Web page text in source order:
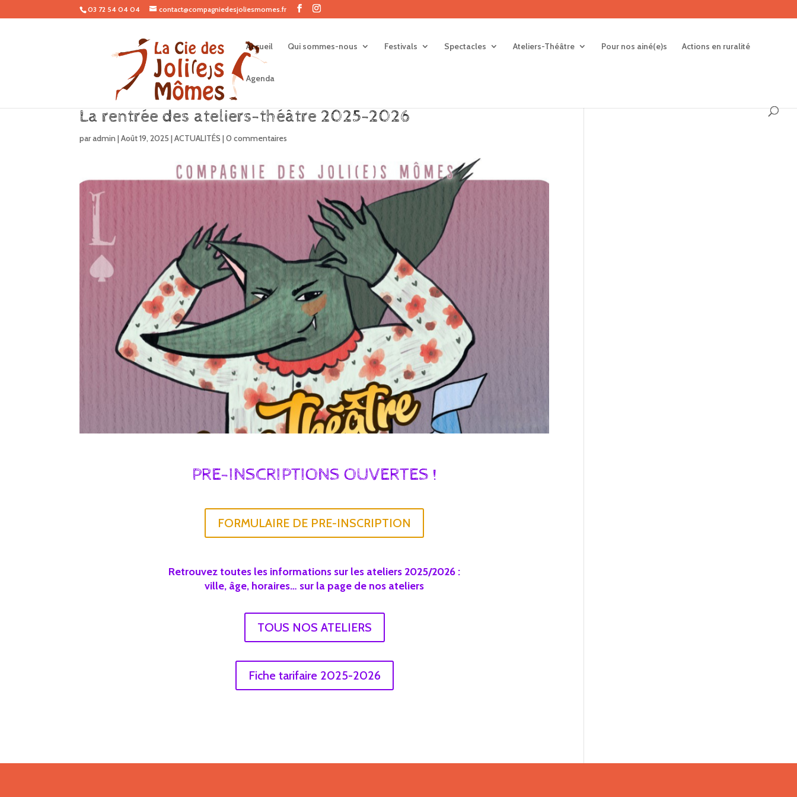
03 72 54 04 04 contact@compagniedesjoliesmomes.fr
Accueil Qui sommes-nous Festivals Spectacles Ateliers-Théâtre Pour nos ainé(e)s Actions en ruralité
Agenda
La rentrée des ateliers-théâtre 2025-2026
paradmin |Août 19, 2025 |ACTUALITÉS |0 commentaires
PRE-INSCRIPTIONS OUVERTES !
FORMULAIRE DE PRE-INSCRIPTION
Retrouvez toutes les informations sur les ateliers 2025/2026 :
ville, âge, horaires… sur la page de nos ateliers
TOUS NOS ATELIERS
Fiche tarifaire 2025-2026